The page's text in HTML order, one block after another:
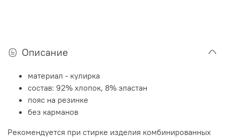
Описание
материал - кулирка
состав: 92% хлопок, 8% эластан
пояс на резинке
без карманов
Рекомендуется при стирке изделия комбинированных